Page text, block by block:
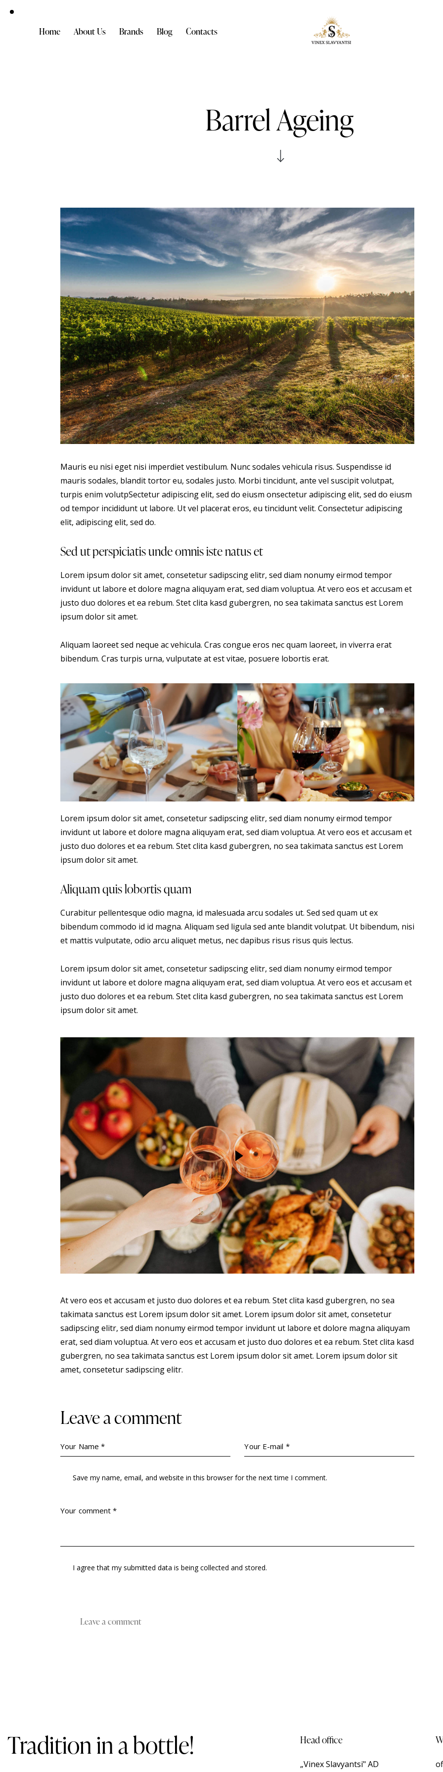
Home About Us Brands Blog Contacts
Barrel Ageing
Mauris eu nisi eget nisi imperdiet vestibulum. Nunc sodales vehicula risus. Suspendisse id
mauris sodales, blandit tortor eu, sodales justo. Morbi tincidunt, ante vel suscipit volutpat,
turpis enim volutpSectetur adipiscing elit, sed do eiusm onsectetur adipiscing elit, sed do eiusm
od tempor incididunt ut labore. Ut vel placerat eros, eu tincidunt velit. Consectetur adipiscing
elit, adipiscing elit, sed do.
Sed ut perspiciatis unde omnis iste natus et
Lorem ipsum dolor sit amet, consetetur sadipscing elitr, sed diam nonumy eirmod tempor
invidunt ut labore et dolore magna aliquyam erat, sed diam voluptua. At vero eos et accusam et
justo duo dolores et ea rebum. Stet clita kasd gubergren, no sea takimata sanctus est Lorem
ipsum dolor sit amet.
Aliquam laoreet sed neque ac vehicula. Cras congue eros nec quam laoreet, in viverra erat
bibendum. Cras turpis urna, vulputate at est vitae, posuere lobortis erat.
Lorem ipsum dolor sit amet, consetetur sadipscing elitr, sed diam nonumy eirmod tempor
invidunt ut labore et dolore magna aliquyam erat, sed diam voluptua. At vero eos et accusam et
justo duo dolores et ea rebum. Stet clita kasd gubergren, no sea takimata sanctus est Lorem
ipsum dolor sit amet.
Aliquam quis lobortis quam
Curabitur pellentesque odio magna, id malesuada arcu sodales ut. Sed sed quam ut ex
bibendum commodo id id magna. Aliquam sed ligula sed ante blandit volutpat. Ut bibendum, nisi
et mattis vulputate, odio arcu aliquet metus, nec dapibus risus risus quis lectus.
Lorem ipsum dolor sit amet, consetetur sadipscing elitr, sed diam nonumy eirmod tempor
invidunt ut labore et dolore magna aliquyam erat, sed diam voluptua. At vero eos et accusam et
justo duo dolores et ea rebum. Stet clita kasd gubergren, no sea takimata sanctus est Lorem
ipsum dolor sit amet.
At vero eos et accusam et justo duo dolores et ea rebum. Stet clita kasd gubergren, no sea
takimata sanctus est Lorem ipsum dolor sit amet. Lorem ipsum dolor sit amet, consetetur
sadipscing elitr, sed diam nonumy eirmod tempor invidunt ut labore et dolore magna aliquyam
erat, sed diam voluptua. At vero eos et accusam et justo duo dolores et ea rebum. Stet clita kasd
gubergren, no sea takimata sanctus est Lorem ipsum dolor sit amet. Lorem ipsum dolor sit
amet, consetetur sadipscing elitr.
Leave a comment
Save my name, email, and website in this browser for the next time I comment.
I agree that my submitted data is being collected and stored.
Tradition in a bottle! Head office
„Vinex Slavyantsi" AD